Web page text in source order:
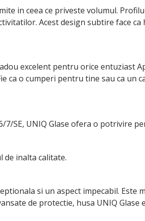
in ceea ce priveste volumul.
Acest design subtire face
excelent pentru orice entuziast
o cumperi pentru tine sau ca un
SE, UNIQ Glase ofera o potrivire
de inalta calitate.
si un aspect impecabil.
de protectie, husa UNIQ